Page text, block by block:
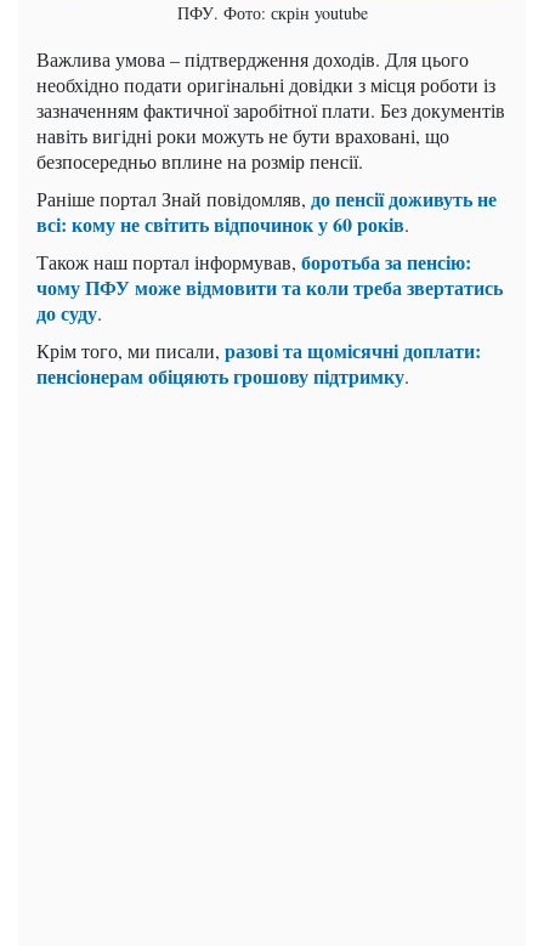
ПФУ. Фото: скрін youtube
Важлива умова – підтвердження доходів. Для цього
необхідно подати оригінальні довідки з місця роботи із
зазначенням фактичної заробітної плати. Без документів
навіть вигідні роки можуть не бути враховані, що
безпосередньо вплине на розмір пенсії.
Раніше портал Знай повідомляв, до пенсії доживуть не
всі: кому не світить відпочинок у 60 років.
Також наш портал інформував, боротьба за пенсію:
чому ПФУ може відмовити та коли треба звертатись
до суду.
Крім того, ми писали, разові та щомісячні доплати:
пенсіонерам обіцяють грошову підтримку.